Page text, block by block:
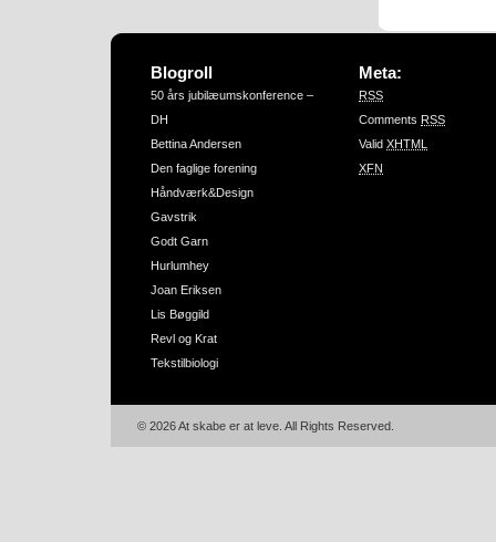
Blogroll
50 års jubilæumskonference –
DH
Bettina Andersen
Den faglige forening
Håndværk&Design
Gavstrik
Godt Garn
Hurlumhey
Joan Eriksen
Lis Bøggild
Revl og Krat
Tekstilbiologi
Meta:
RSS
Comments RSS
Valid XHTML
XFN
© 2026 At skabe er at leve. All Rights Reserved.